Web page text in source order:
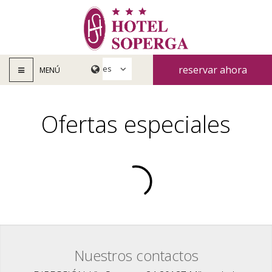
MENÚ reservar ahora
Ofertas especiales
Nuestros contactos